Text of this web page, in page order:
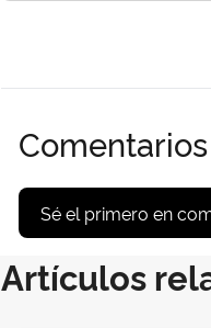
Comentarios
Sé el primero en
Artículos